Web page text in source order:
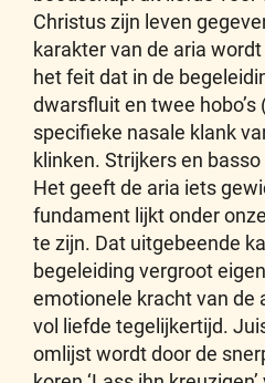
Christus zijn leven
karakter van de aria
het feit dat in de
dwarsfluit en twee hobo’s
specifieke nasale klank
klinken. Strijkers en
Het geeft de aria iets
fundament lijkt onder
te zijn. Dat uitgebeende
begeleiding vergroot
emotionele kracht van de
vol liefde tegelijkertijd.
omlijst wordt door de